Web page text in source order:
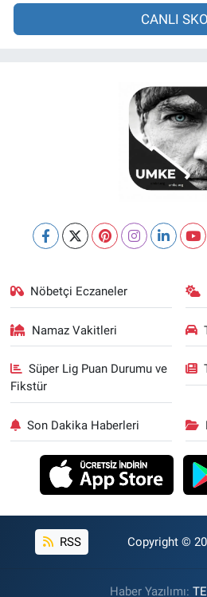
CANLI
Nöbetçi Eczaneler
Namaz Vakitleri
Süper Lig Puan Durumu ve
Fikstür
Son Dakika Haberleri
RSS Copyright ©
Haber Yazılımı: